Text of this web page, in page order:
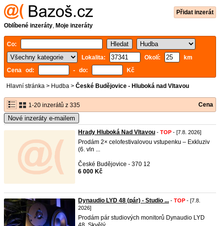
Přidat inzerát
Oblíbené inzeráty, Moje inzeráty
Co:
Lokalita:
Okolí:
km
Cena od:
- do: Kč
Hlavní stránka > Hudba > České Budějovice - Hluboká nad Vltavou
1-20 inzerátů z 335 Cena
Nové inzeráty e-mailem
Hrady Hluboká Nad Vltavou - TOP - [7.8. 2026]
Prodám 2× celofestivalovou vstupenku – Exkluziv
(6. vln ...
České Budějovice - 370 12
6 000 Kč
Dynaudio LYD 48 (pár) - Studio ... - TOP - [7.8.
2026]
Prodám pár studiových monitorů Dynaudio LYD